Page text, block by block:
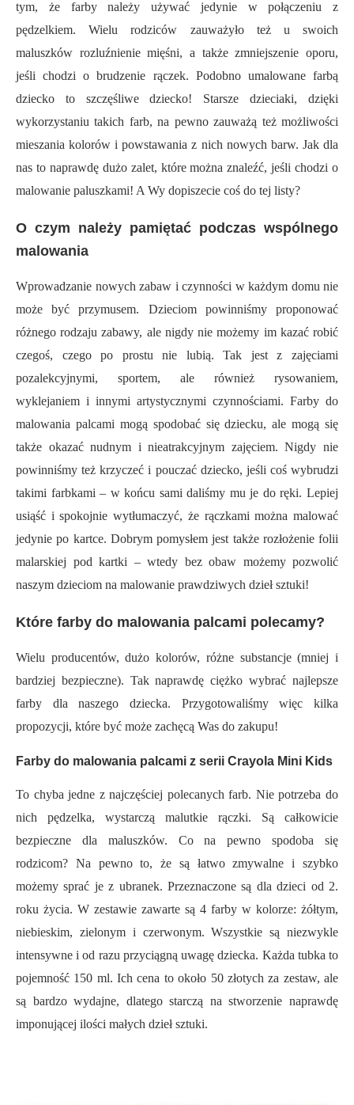
tym, że farby należy używać jedynie w połączeniu z
pędzelkiem. Wielu rodziców zauważyło też u swoich
maluszków rozluźnienie mięśni, a także zmniejszenie oporu,
jeśli chodzi o brudzenie rączek. Podobno umalowane farbą
dziecko to szczęśliwe dziecko! Starsze dzieciaki, dzięki
wykorzystaniu takich farb, na pewno zauważą też możliwości
mieszania kolorów i powstawania z nich nowych barw. Jak dla
nas to naprawdę dużo zalet, które można znaleźć, jeśli chodzi o
malowanie paluszkami! A Wy dopiszecie coś do tej listy?
O czym należy pamiętać podczas wspólnego
malowania
Wprowadzanie nowych zabaw i czynności w każdym domu nie
może być przymusem. Dzieciom powinniśmy proponować
różnego rodzaju zabawy, ale nigdy nie możemy im kazać robić
czegoś, czego po prostu nie lubią. Tak jest z zajęciami
pozalekcyjnymi, sportem, ale również rysowaniem,
wyklejaniem i innymi artystycznymi czynnościami. Farby do
malowania palcami mogą spodobać się dziecku, ale mogą się
także okazać nudnym i nieatrakcyjnym zajęciem. Nigdy nie
powinniśmy też krzyczeć i pouczać dziecko, jeśli coś wybrudzi
takimi farbkami – w końcu sami daliśmy mu je do ręki. Lepiej
usiąść i spokojnie wytłumaczyć, że rączkami można malować
jedynie po kartce. Dobrym pomysłem jest także rozłożenie folii
malarskiej pod kartki – wtedy bez obaw możemy pozwolić
naszym dzieciom na malowanie prawdziwych dzieł sztuki!
Które farby do malowania palcami polecamy?
Wielu producentów, dużo kolorów, różne substancje (mniej i
bardziej bezpieczne). Tak naprawdę ciężko wybrać najlepsze
farby dla naszego dziecka. Przygotowaliśmy więc kilka
propozycji, które być może zachęcą Was do zakupu!
Farby do malowania palcami z serii Crayola Mini Kids
To chyba jedne z najczęściej polecanych farb. Nie potrzeba do
nich pędzelka, wystarczą malutkie rączki. Są całkowicie
bezpieczne dla maluszków. Co na pewno spodoba się
rodzicom? Na pewno to, że są łatwo zmywalne i szybko
możemy sprać je z ubranek. Przeznaczone są dla dzieci od 2.
roku życia. W zestawie zawarte są 4 farby w kolorze: żółtym,
niebieskim, zielonym i czerwonym. Wszystkie są niezwykle
intensywne i od razu przyciągną uwagę dziecka. Każda tubka to
pojemność 150 ml. Ich cena to około 50 złotych za zestaw, ale
są bardzo wydajne, dlatego starczą na stworzenie naprawdę
imponującej ilości małych dzieł sztuki.